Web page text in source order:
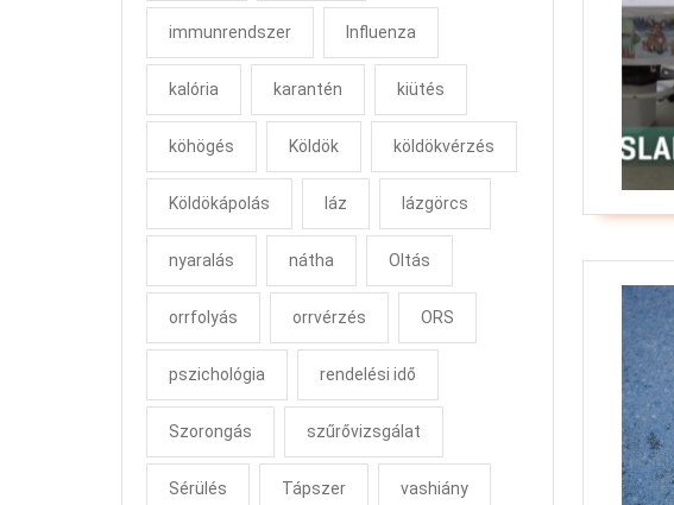
immunrendszer Influenza
kalória karantén kiütés
köhögés Köldök köldökvérzés
Köldökápolás láz lázgörcs
nyaralás nátha Oltás
orrfolyás orrvérzés ORS
pszichológia rendelési idő
Szorongás szűrővizsgálat
Sérülés Tápszer vashiány